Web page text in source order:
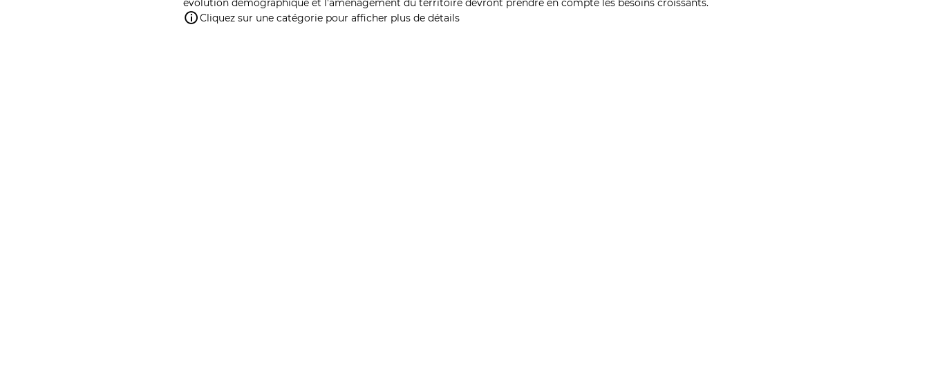
évolution démographique et l'aménagement du territoire devront prendre en compte les besoins croissants.
Cliquez sur une catégorie pour afficher plus de détails